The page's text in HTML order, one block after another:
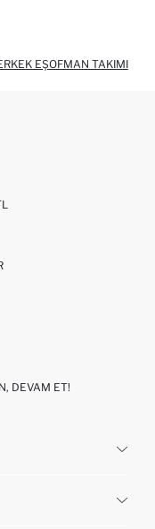
EŞOFMAN TAKIMI
DEVAM ET!